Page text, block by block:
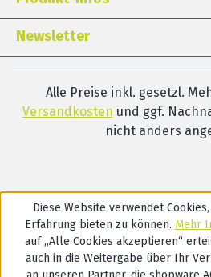
Newsletter
Alle Preise inkl. gesetzl.
Versandkosten und ggf.
nicht anders
Diese Website verwendet
Erfahrung bieten zu können. Mehr
auf „Alle Cookies akzeptieren“
auch in die Weitergabe über Ihr